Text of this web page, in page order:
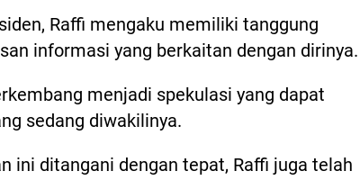
Raffi mengaku memiliki tanggung
informasi yang berkaitan dengan dirinya.
menjadi spekulasi yang dapat
sedang diwakilinya.
ini ditangani dengan tepat, Raffi juga telah